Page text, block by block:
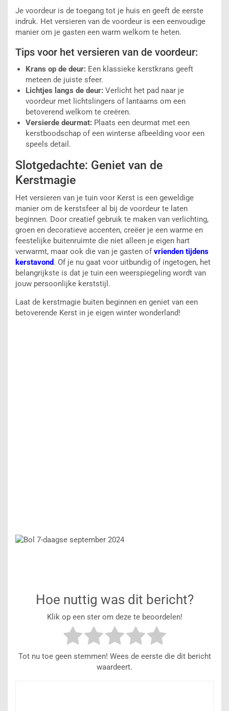
Je voordeur is de toegang tot je huis en geeft de eerste
indruk. Het versieren van de voordeur is een eenvoudige
manier om je gasten een warm welkom te heten.
Tips voor het versieren van de voordeur:
Krans op de deur: Een klassieke kerstkrans geeft
meteen de juiste sfeer.
Lichtjes langs de deur: Verlicht het pad naar je
voordeur met lichtslingers of lantaarns om een
betoverend welkom te creëren.
Versierde deurmat: Plaats een deurmat met een
kerstboodschap of een winterse afbeelding voor een
speels detail.
Slotgedachte: Geniet van de
Kerstmagie
Het versieren van je tuin voor Kerst is een geweldige
manier om de kerstsfeer al bij de voordeur te laten
beginnen. Door creatief gebruik te maken van verlichting,
groen en decoratieve accenten, creëer je een warme en
feestelijke buitenruimte die niet alleen je eigen hart
verwarmt, maar ook die van je gasten ofvrienden tijdens
kerstavond. Of je nu gaat voor uitbundig of ingetogen, het
belangrijkste is dat je tuin een weerspiegeling wordt van
jouw persoonlijke kerststijl.
Laat de kerstmagie buiten beginnen en geniet van een
betoverende Kerst in je eigen winter wonderland!
Hoe nuttig was dit bericht?
Klik op een ster om deze te beoordelen!
Tot nu toe geen stemmen! Wees de eerste die dit bericht
waardeert.